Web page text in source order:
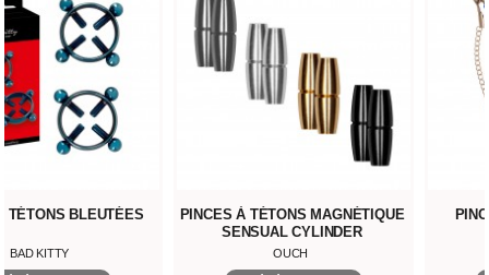
TÉTONS BLEUTÉES
BAD KITTY
PINCES À TÉTONS MAGNÉTIQUE
SENSUAL CYLINDER
OUCH